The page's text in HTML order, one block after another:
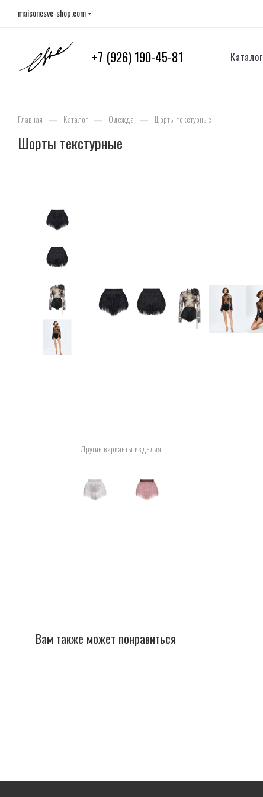
maisonesve-shop.com
+7 (926) 190-45-81 Каталог
Главная — Каталог — Одежда — Шорты текстурные
Шорты текстурные
Другие варианты изделия
Вам также может понравиться